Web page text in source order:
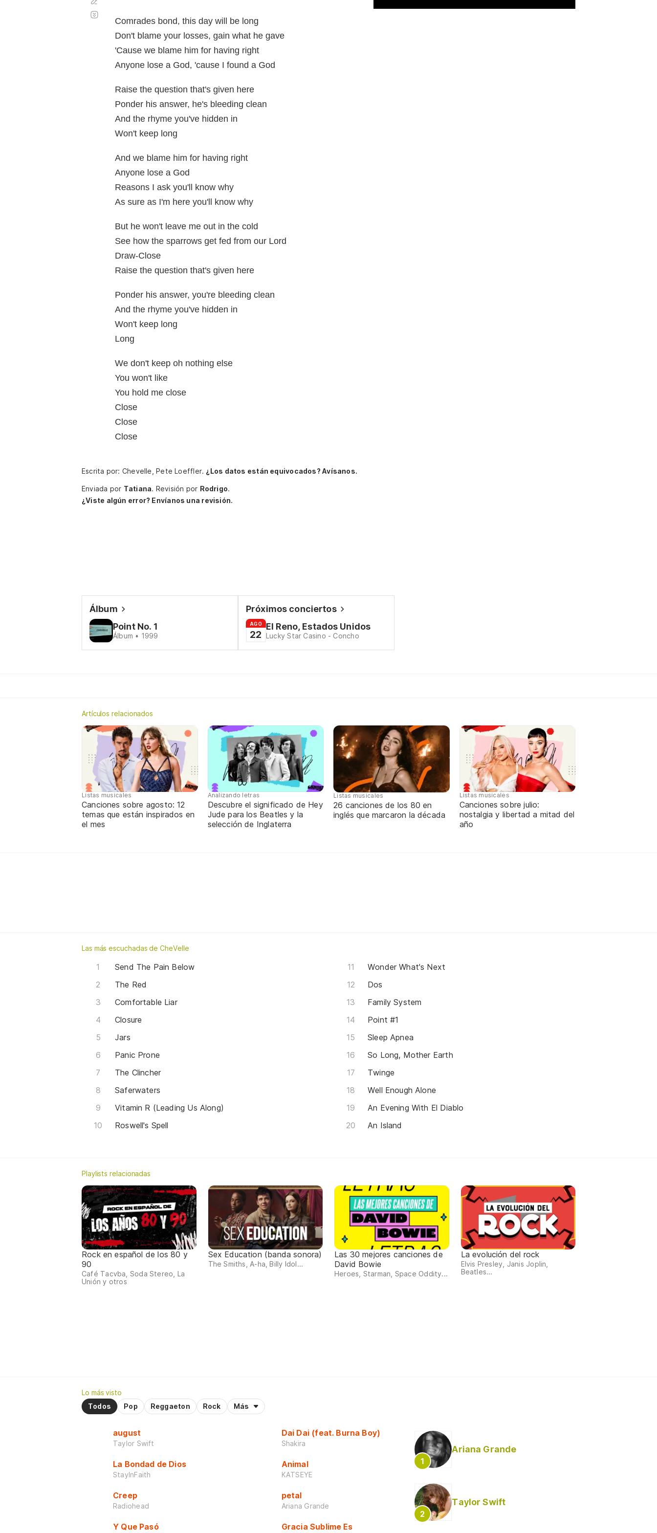
Comrades bond, this day will be long
Don't blame your losses, gain what he gave
'Cause we blame him for having right
Anyone lose a God, 'cause I found a God
Raise the question that's given here
Ponder his answer, he's bleeding clean
And the rhyme you've hidden in
Won't keep long
And we blame him for having right
Anyone lose a God
Reasons I ask you'll know why
As sure as I'm here you'll know why
But he won't leave me out in the cold
See how the sparrows get fed from our Lord
Draw-Close
Raise the question that's given here
Ponder his answer, you're bleeding clean
And the rhyme you've hidden in
Won't keep long
Long
We don't keep oh nothing else
You won't like
You hold me close
Close
Close
Close
automático
Escrita por: Chevelle, Pete Loeffler. ¿Los datos están equivocados? Avísanos.
Enviada por Tatiana. Revisión por Rodrigo.
¿Viste algún error? Envíanos una revisión.
Álbum
Point No. 1
Álbum • 1999
Próximos conciertos
AGO
22
El Reno, Estados Unidos
Lucky Star Casino - Concho
Artículos relacionados
Listas musicales
Canciones sobre agosto: 12
temas que están inspirados en
el mes
Analizando letras
Descubre el significado de Hey
Jude para los Beatles y la
selección de Inglaterra
Listas musicales
26 canciones de los 80 en
inglés que marcaron la década
Listas musicales
Canciones sobre julio:
nostalgia y libertad a mitad del
año
Las más escuchadas de CheVelle
Send The Pain Below
The Red
Comfortable Liar
Closure
Jars
Panic Prone
The Clincher
Saferwaters
Vitamin R (Leading Us Along)
Roswell's Spell
Wonder What's Next
Dos
Family System
Point #1
Sleep Apnea
So Long, Mother Earth
Twinge
Well Enough Alone
An Evening With El Diablo
An Island
Playlists relacionadas
Rock en español de los 80 y
90
Café Tacvba, Soda Stereo, La
Unión y otros
Sex Education (banda sonora)
The Smiths, A-ha, Billy Idol...
Las 30 mejores canciones de
David Bowie
Heroes, Starman, Space Oddity...
La evolución del rock
Elvis Presley, Janis Joplin,
Beatles...
Lo más visto
Todos
Pop Reggaeton Rock Más
august
Taylor Swift
La Bondad de Dios
StayInFaith
Creep
Radiohead
Y Que Pasó
Dai Dai (feat. Burna Boy)
Shakira
Animal
KATSEYE
petal
Ariana Grande
Gracia Sublime Es
Ariana Grande
Taylor Swift